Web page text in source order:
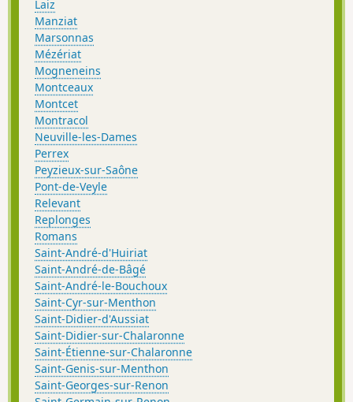
Laiz
Manziat
Marsonnas
Mézériat
Mogneneins
Montceaux
Montcet
Montracol
Neuville-les-Dames
Perrex
Peyzieux-sur-Saône
Pont-de-Veyle
Relevant
Replonges
Romans
Saint-André-d'Huiriat
Saint-André-de-Bâgé
Saint-André-le-Bouchoux
Saint-Cyr-sur-Menthon
Saint-Didier-d'Aussiat
Saint-Didier-sur-Chalaronne
Saint-Étienne-sur-Chalaronne
Saint-Genis-sur-Menthon
Saint-Georges-sur-Renon